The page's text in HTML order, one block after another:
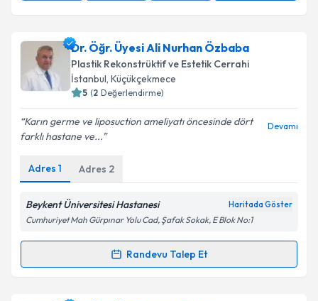
Dr. Öğr. Üyesi Ali Nurhan Özbaba
Plastik Rekonstrüktif ve Estetik Cerrahi
İstanbul, Küçükçekmece
5 (2 Değerlendirme)
Karın germe ve liposuction ameliyatı öncesinde dört
farklı hastane ve...
Devamı
Adres 1 Adres 2
Beykent Üniversitesi Hastanesi Haritada Göster
Cumhuriyet Mah Gürpınar Yolu Cad, Şafak Sokak, E Blok No:1
Randevu Talep Et
Randevu Takvimi Talebi